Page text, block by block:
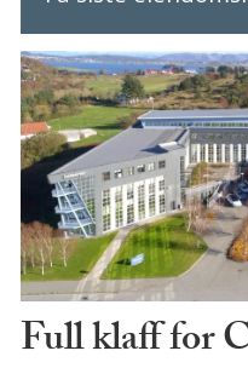
Full klaff for